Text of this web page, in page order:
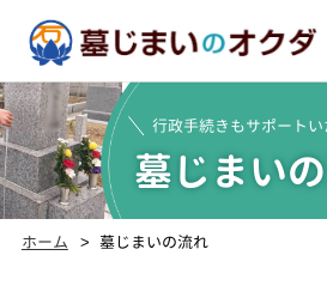
行政手続きもサポート
墓じまい
ホーム 墓じまいの流れ